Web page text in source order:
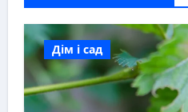
Дім і сад